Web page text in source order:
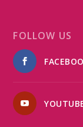
FOLLOW US